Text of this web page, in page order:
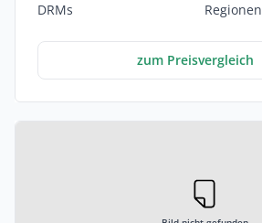
DRMs
Regionen
zum Preisvergleich